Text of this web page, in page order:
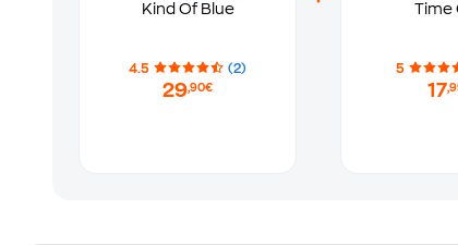
Kind Of Blue
4.5 (2)
29,90€
Time
5
17